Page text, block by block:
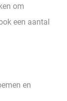
om
een aantal
en